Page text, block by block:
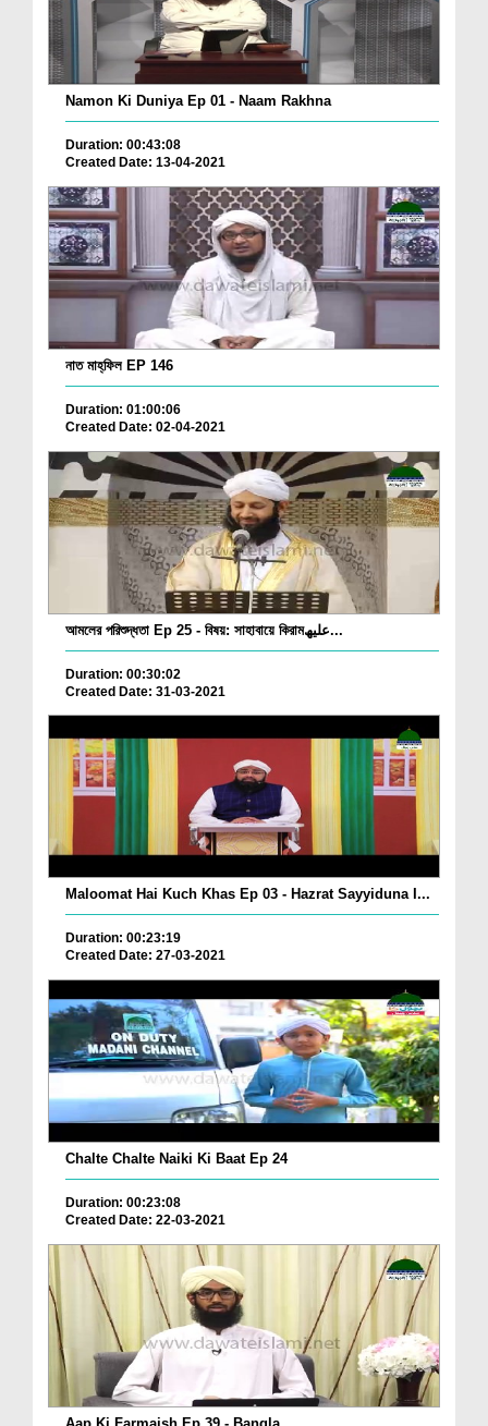
Namon Ki Duniya Ep 01 - Naam Rakhna
Duration: 00:43:08
Created Date: 13-04-2021
নাত মাহ্‌ফিল EP 146
Duration: 01:00:06
Created Date: 02-04-2021
আমলের পরিশুদ্ধতা Ep 25 - বিষয়: সাহাবায়ে কিরামعلیھ...
Duration: 00:30:02
Created Date: 31-03-2021
Maloomat Hai Kuch Khas Ep 03 - Hazrat Sayyiduna I...
Duration: 00:23:19
Created Date: 27-03-2021
Chalte Chalte Naiki Ki Baat Ep 24
Duration: 00:23:08
Created Date: 22-03-2021